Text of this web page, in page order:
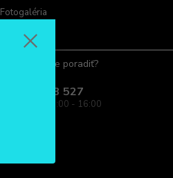
Fotogaléria
Potrebujete poradiť?
0904 963 527
Po - Pia: 08:00 - 16:00